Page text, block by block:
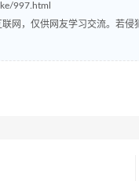
997.html
网，仅供网友学习交流。若侵